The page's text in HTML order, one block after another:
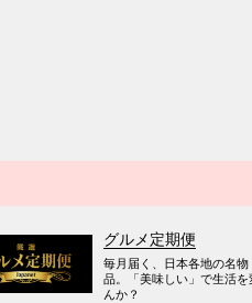
グルメ定期便
毎月届く、日本各地の名
品。「美味しい」で生活
んか？